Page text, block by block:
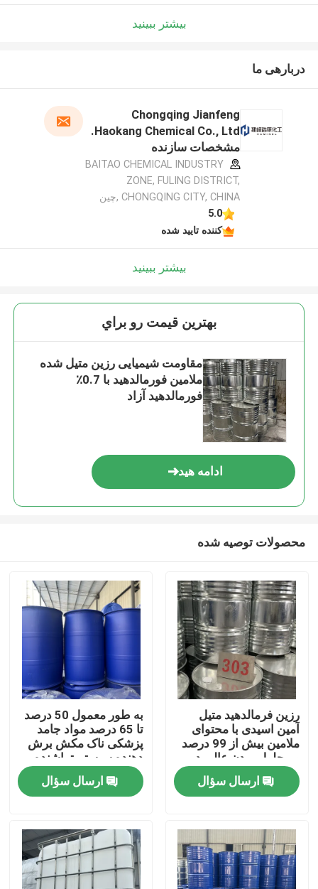
خانه
محصولات
فیلم های
بیشتر ببینید
دربارهی ما
Chongqing Jianfeng
Haokang Chemical Co., Ltd.
مشخصات سازنده
BAITAO CHEMICAL INDUSTRY
ZONE, FULING DISTRICT,
CHONGQING CITY, CHINA ,چین
5.0
کننده تایید شده
بیشتر ببینید
بهترين قيمت رو براي
مقاومت شیمیایی رزین متیل شده
ملامین فورمالدهید با 0.7٪
فورمالدهید آزاد
ادامه هید
محصولات توصیه شده
رزین فرمالدهید متیل
آمین اسیدی با محتوای
ملامین بیش از 99 درصد
و محلول بودن عالی در
آب
ارسال سؤال
به طور معمول 50 درصد
تا 65 درصد مواد جامد
پزشکی ناک مکش برش
دهنده سیستم تراشنده
قدرت جراحی سوراخ
ارائه عملیات جراحی
ارسال سؤال